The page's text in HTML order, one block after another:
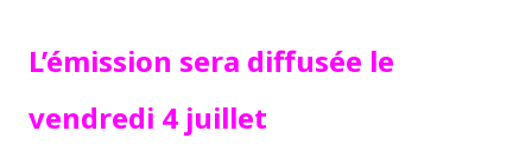
L’émission sera diffusée le
vendredi 4 juillet